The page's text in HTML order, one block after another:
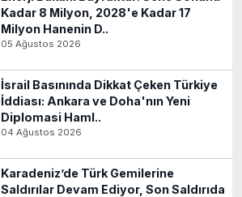
Kadar 8 Milyon, 2028'e Kadar 17
Milyon Hanenin D..
05 Ağustos 2026
İsrail Basınında Dikkat Çeken Türkiye
İddiası: Ankara ve Doha'nın Yeni
Diplomasi Haml..
04 Ağustos 2026
Karadeniz’de Türk Gemilerine
Saldırılar Devam Ediyor, Son Saldırıda